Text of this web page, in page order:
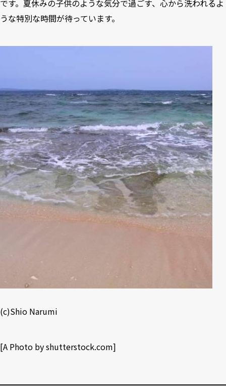
です。夏休みの子供のような気分で過ごす、心から洗われるよ
うな特別な時間が待っています。
(c)Shio Narumi
[A Photo byshutterstock.com]